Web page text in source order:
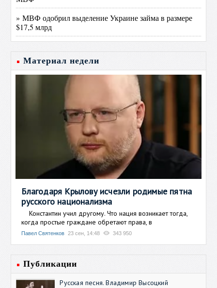
» МВФ одобрил выделение Украине займа в размере
$17,5 млрд
Материал недели
Благодаря Крылову исчезли родимые пятна
русского национализма
Константин учил другому. Что нация возникает тогда,
когда простые граждане обретают права, в
Павел Святенков 23 сен, 14:48 343 950
Публикации
Русская песня. Владимир Высоцкий